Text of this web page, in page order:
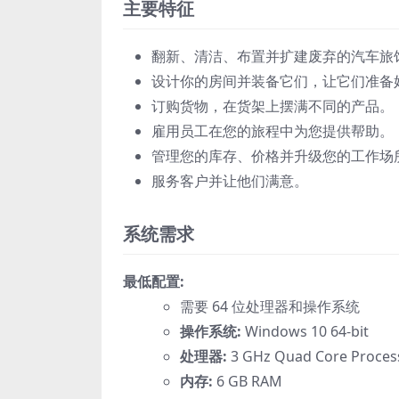
主要特征
翻新、清洁、布置并扩建废弃的汽车旅
设计你的房间并装备它们，让它们准备
订购货物，在货架上摆满不同的产品。
雇用员工在您的旅程中为您提供帮助。
管理您的库存、价格并升级您的工作场
服务客户并让他们满意。
系统需求
最低配置:
需要 64 位处理器和操作系统
操作系统: Windows 10 64-bit
处理器: 3 GHz Quad Core
内存: 6 GB RAM